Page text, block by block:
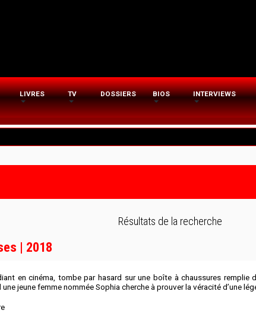
LIVRES TV DOSSIERS BIOS INTERVIEWS
Résultats de la recherche
| 2018
en cinéma, tombe par hasard sur une boîte à chaussures
jeune femme nommée Sophia cherche à prouver la véracité d’une